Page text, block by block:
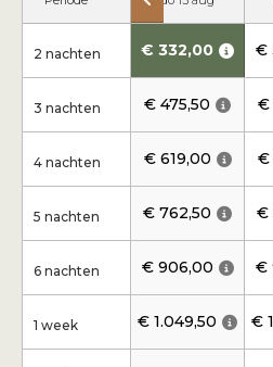
2 nachten
3 nachten
4 nachten
5 nachten
6 nachten
1 week
€ 332,00 €
€ 475,50 €
€ 619,00 €
€ 762,50 €
€ 906,00 €
€ 1.049,50 €